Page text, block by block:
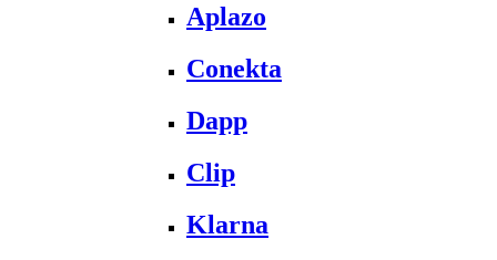
Aplazo
Conekta
Dapp
Clip
Klarna